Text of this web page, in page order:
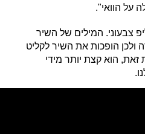
על הוואי".
צבעוני. המילים של השיר
ולכן הופכות את השיר לקליט
הוא קצת יותר מידי